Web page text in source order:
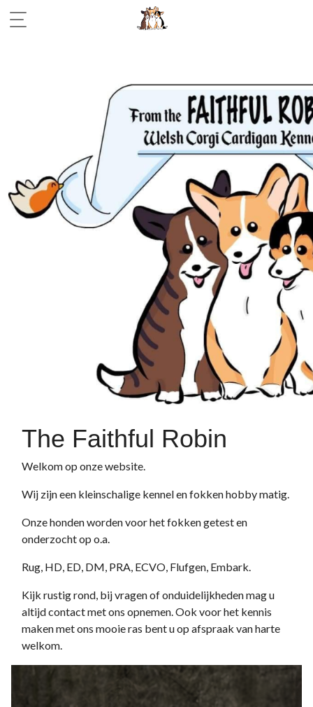
The Faithful Robin
Welkom op onze website.
Wij zijn een kleinschalige kennel en fokken hobby matig.
Onze honden worden voor het fokken getest en
onderzocht op o.a.
Rug, HD, ED, DM, PRA, ECVO, Flufgen, Embark.
Kijk rustig rond, bij vragen of onduidelijkheden mag u
altijd contact met ons opnemen. Ook voor het kennis
maken met ons mooie ras bent u op afspraak van harte
welkom.